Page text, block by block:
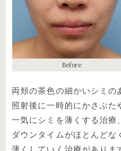
Before
両頬の茶色の細かいシミの
照射後に一時的にかさぶた
一気にシミを薄くする治療
ダウンタイムがほとんど